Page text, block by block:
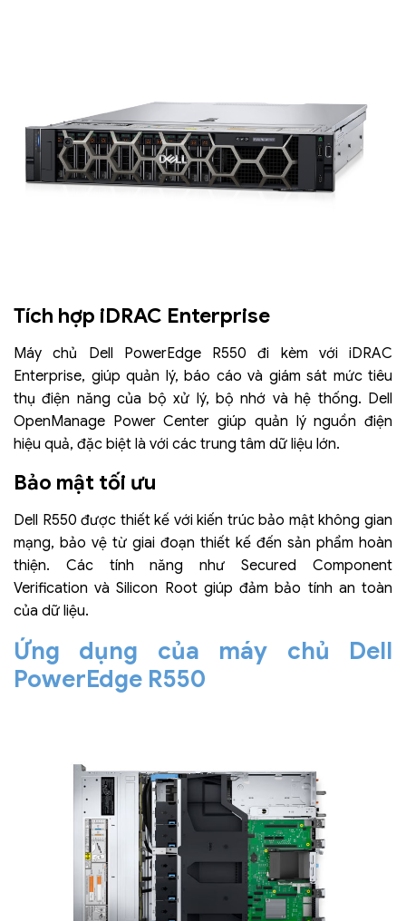
Tích hợp iDRAC Enterprise
Máy chủ Dell PowerEdge R550 đi kèm với iDRAC
Enterprise, giúp quản lý, báo cáo và giám sát mức tiêu
thụ điện năng của bộ xử lý, bộ nhớ và hệ thống. Dell
OpenManage Power Center giúp quản lý nguồn điện
hiệu quả, đặc biệt là với các trung tâm dữ liệu lớn.
Bảo mật tối ưu
Dell R550 được thiết kế với kiến trúc bảo mật không gian
mạng, bảo vệ từ giai đoạn thiết kế đến sản phẩm hoàn
thiện. Các tính năng như Secured Component
Verification và Silicon Root giúp đảm bảo tính an toàn
của dữ liệu.
Ứng dụng của máy chủ Dell
PowerEdge R550